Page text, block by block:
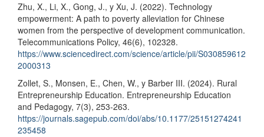
Zhu, X., Li, X., Gong, J., y Xu, J. (2022). Technology
empowerment: A path to poverty alleviation for Chinese
women from the perspective of development communication.
Telecommunications Policy, 46(6), 102328.
https://www.sciencedirect.com/science/article/pii/S030859612
2000313
Zollet, S., Monsen, E., Chen, W., y Barber III. (2024). Rural
Entrepreneurship Education. Entrepreneurship Education
and Pedagogy, 7(3), 253-263.
https://journals.sagepub.com/doi/abs/10.1177/25151274241
235458